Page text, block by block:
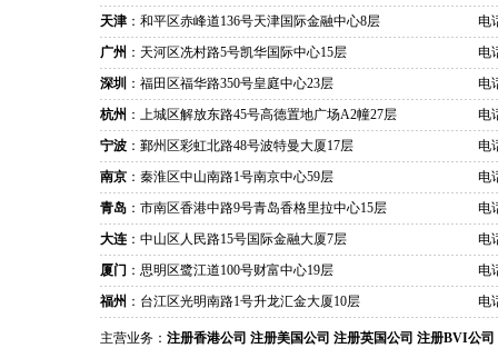
天津 ：和平区赤峰道136号天津国际金融中心8层
电
广州 ：天河区冼村路5号凯华国际中心15层
电
深圳 ：福田区福华路350号皇庭中心23层
电
杭州 ：上城区解放东路45号高德置地广场A2幢27层
电
宁波 ：鄞州区彩虹北路48号波特曼大厦17层
电
南京 ：秦淮区中山南路1号南京中心59层
电
青岛 ：市南区香港中路9号青岛香格里拉中心15层
电
大连 ：中山区人民路15号国际金融大厦7层
电
厦门 ：思明区鹭江道100号财富中心19层
电
福州 ：台江区光明南路1号升龙汇金大厦10层 电
主营业务： 注册香港公司 注册美国公司 注册英国公司 注册BVI公司